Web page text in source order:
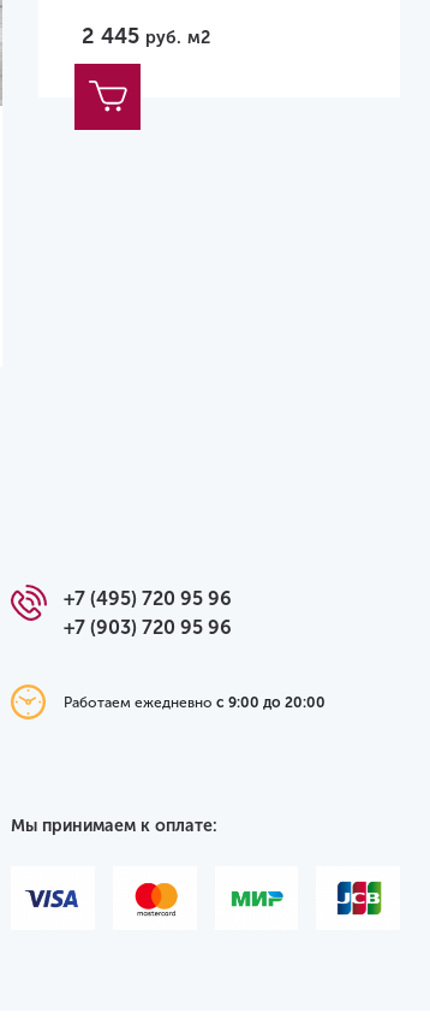
2 445 руб. м2
+7 (495) 720 95 96
+7 (903) 720 95 96
Работаем ежедневнос 9:00 до 20:00
Мы принимаем к оплате: